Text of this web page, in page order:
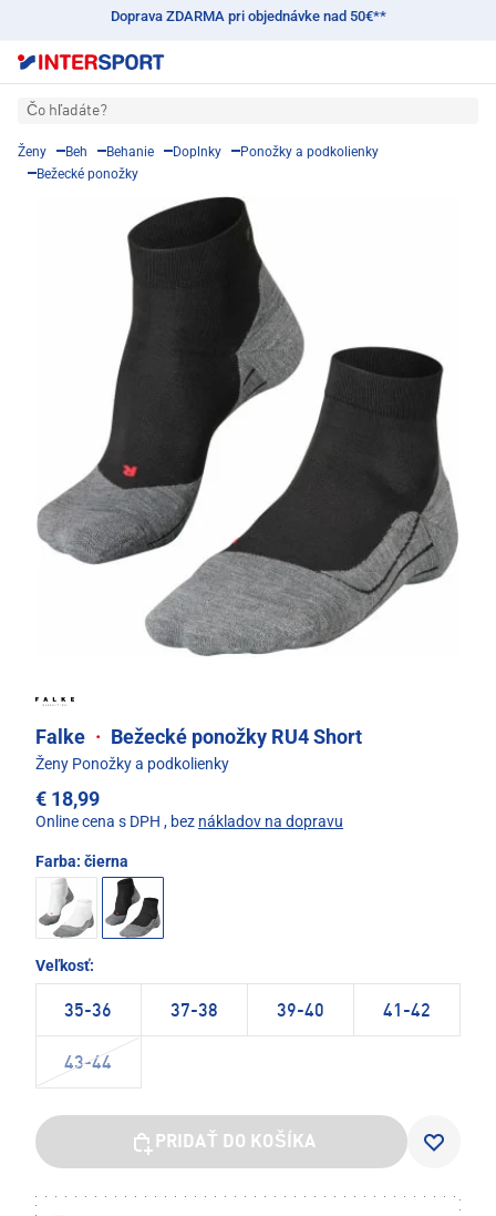
Doprava ZDARMA pri objednávke nad 50€**
Čo hľadáte?
Ženy Beh Behanie Doplnky
Ponožky a podkolienky
Bežecké ponožky
Falke · Bežecké ponožky RU4 Short
Ženy Ponožky a podkolienky
€ 18,99
Online cena s DPH , bez nákladov na dopravu
Farba: čierna
Veľkosť:
35-36 37-38 39-40 41-42
43-44
PRIDAŤ DO KOŠÍKA